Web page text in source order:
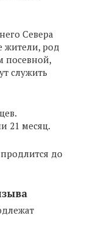
Севера
жители, род
посевной,
служить
21 месяц.
до